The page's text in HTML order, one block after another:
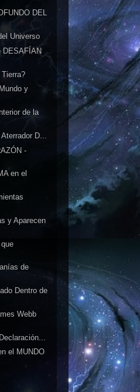
DEL
Universo
DESAFÍAN
y
de la
D...
-
en el
y Aparecen
de
Dentro de
Webb
el MUNDO